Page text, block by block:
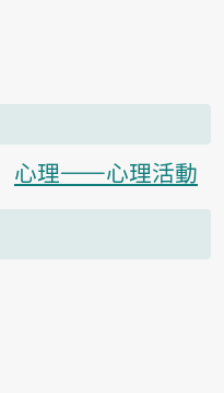
心理——心理活動